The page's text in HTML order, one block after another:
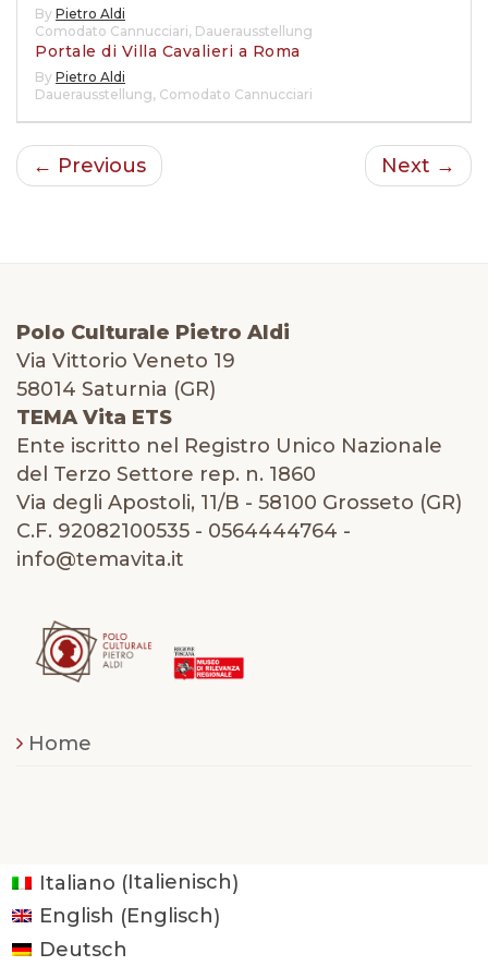
By Pietro Aldi
Comodato Cannucciari, Dauerausstellung
Portale di Villa Cavalieri a Roma
By Pietro Aldi
Dauerausstellung, Comodato Cannucciari
← Previous Next →
Polo Culturale Pietro Aldi
Via Vittorio Veneto 19
58014 Saturnia (GR)
TEMA Vita ETS
Ente iscritto nel Registro Unico Nazionale
del Terzo Settore rep. n. 1860
Via degli Apostoli, 11/B - 58100 Grosseto (GR)
C.F. 92082100535 - 0564444764 -
info@temavita.it
Home
Italiano (Italienisch)
English (Englisch)
Deutsch